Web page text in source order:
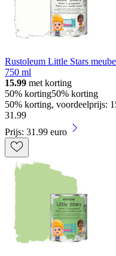
Rustoleum Little Stars
750 ml
15.99 met korting
50% korting50% korting
50% korting, voordeelprijs:
31 .99
Prijs: 31.99 euro